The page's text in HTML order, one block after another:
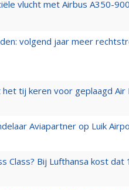
vlucht met Airbus A350-
volgend jaar meer
tij keren voor geplaagd Air
Aviapartner op Luik
Class? Bij Lufthansa kost